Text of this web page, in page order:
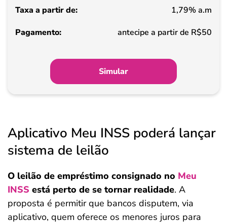
Pagamento
1,79% a.m
antecipe a partir de R$50
Simular
Aplicativo Meu INSS poderá lançar
sistema de leilão
O leilão de empréstimo consignado no Meu
INSS está perto de se tornar realidade. A
proposta é permitir que bancos disputem, via
aplicativo, quem oferece os menores juros para